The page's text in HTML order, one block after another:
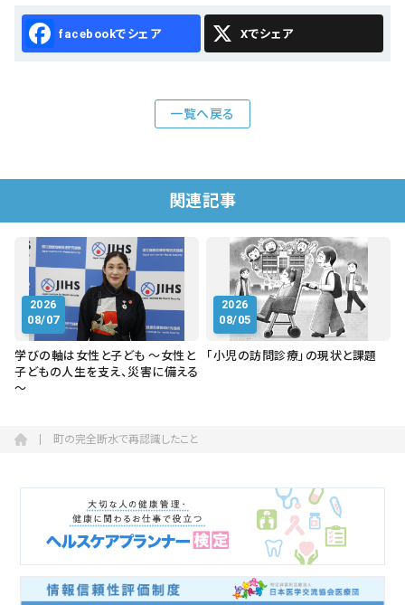
Facebook X
一覧へ戻る
関連記事
2026
08/07
学びの軸は女性と子ども ～女性と
子どもの人生を支え、災害に備える
～
2026
08/05
「小児の訪問診療」の現状と課題
町の完全断水で再認識したこと